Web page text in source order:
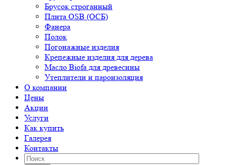
Брусок строганный
Плита OSB (ОСБ)
Фанера
Полок
Погонажные изделия
Крепежные изделия для дерева
Масло Biofa для древесины
Утеплители и пароизоляция
О компании
Цены
Акции
Услуги
Как купить
Галерея
Контакты